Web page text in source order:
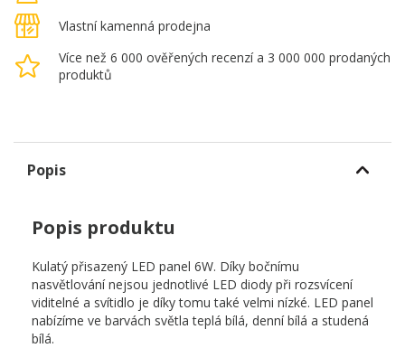
Vlastní kamenná prodejna
Více než 6 000 ověřených recenzí a 3 000 000 prodaných
produktů
Popis
Popis produktu
Kulatý přisazený LED panel 6W. Díky bočnímu
nasvětlování nejsou jednotlivé LED diody při rozsvícení
viditelné a svítidlo je díky tomu také velmi nízké. LED panel
nabízíme ve barvách světla teplá bílá, denní bílá a studená
bílá.